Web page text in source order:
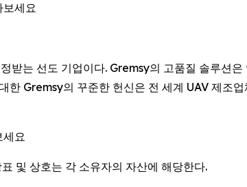
보세요
받는 선도 기업이다. Gremsy의 고품질 솔루션
한 Gremsy의 꾸준한 헌신은 전 세계 UAV 제조
세요
및 상호는 각 소유자의 자산에 해당한다.